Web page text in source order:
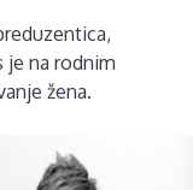
je na rodnim
žena.